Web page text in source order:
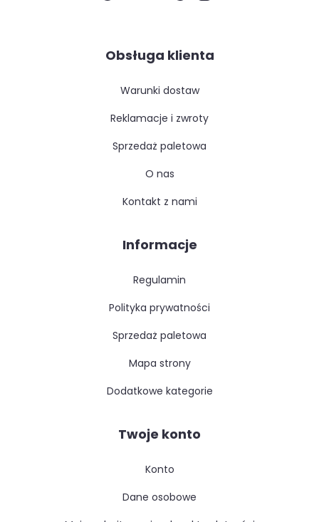
Obsługa klienta
warunki dostaw
reklamacje i zwroty
sprzedaż paletowa
o nas
kontakt z nami
Informacje
regulamin
polityka prywatności
sprzedaż paletowa
mapa strony
dodatkowe kategorie
Twoje konto
konto
dane osobowe